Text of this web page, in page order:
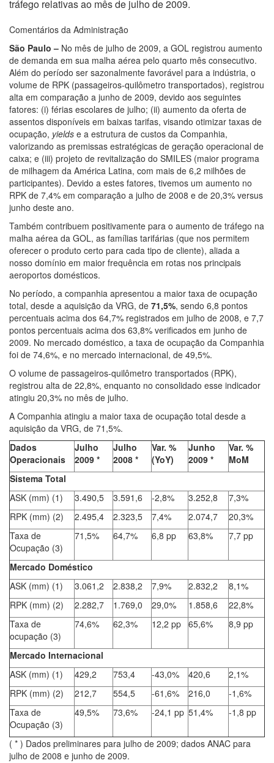
tráfego relativas ao mês de julho de 2009.
Comentários da Administração
São Paulo – No mês de julho de 2009, a GOL registrou aumento
de demanda em sua malha aérea pelo quarto mês consecutivo.
Além do período ser sazonalmente favorável para a indústria, o
volume de RPK (passageiros-quilômetro transportados), registrou
alta em comparação a junho de 2009, devido aos seguintes
fatores: (i) férias escolares de julho; (ii) aumento da oferta de
assentos disponíveis em baixas tarifas, visando otimizar taxas de
ocupação, yields e a estrutura de custos da Companhia,
valorizando as premissas estratégicas de geração operacional de
caixa; e (iii) projeto de revitalização do SMILES (maior programa
de milhagem da América Latina, com mais de 6,2 milhões de
participantes). Devido a estes fatores, tivemos um aumento no
RPK de 7,4% em comparação a julho de 2008 e de 20,3% versus
junho deste ano.
Também contribuem positivamente para o aumento de tráfego na
malha aérea da GOL, as famílias tarifárias (que nos permitem
oferecer o produto certo para cada tipo de cliente), aliada a
nosso domínio em maior frequência em rotas nos principais
aeroportos domésticos.
No período, a companhia apresentou a maior taxa de ocupação
total, desde a aquisição da VRG, de 71,5%, sendo 6,8 pontos
percentuais acima dos 64,7% registrados em julho de 2008, e 7,7
pontos percentuais acima dos 63,8% verificados em junho de
2009. No mercado doméstico, a taxa de ocupação da Companhia
foi de 74,6%, e no mercado internacional, de 49,5%.
O volume de passageiros-quilômetro transportados (RPK),
registrou alta de 22,8%, enquanto no consolidado esse indicador
atingiu 20,3% no mês de julho.
A Companhia atingiu a maior taxa de ocupação total desde a
aquisição da VRG, de 71,5%.
Dados
Operacionais
Julho
2009 *
Julho
2008 *
Var. %
(YoY)
Junho
2009 *
Var. %
MoM
Sistema Total
ASK (mm) (1)
3.490,5 3.591,6 -2,8% 3.252,8
7,3%
RPK (mm) (2)
2.495,4 2.323,5 7,4% 2.074,7
20,3%
Taxa de
Ocupação (3)
71,5% 64,7% 6,8 pp 63,8% 7,7 pp
Mercado Doméstico
ASK (mm) (1)
3.061,2 2.838,2 7,9% 2.832,2
8,1%
RPK (mm) (2)
2.282,7 1.769,0 29,0% 1.858,6
22,8%
Taxa de
ocupação (3)
74,6% 62,3% 12,2 pp 65,6% 8,9 pp
Mercado Internacional
ASK (mm) (1)
429,2 753,4 -43,0% 420,6
2,1%
RPK (mm) (2)
212,7 554,5 -61,6% 216,0
-1,6%
Taxa de
Ocupação (3)
49,5% 73,6% -24,1 pp 51,4% -1,8 pp
( * ) Dados preliminares para julho de 2009; dados ANAC para
julho de 2008 e junho de 2009.